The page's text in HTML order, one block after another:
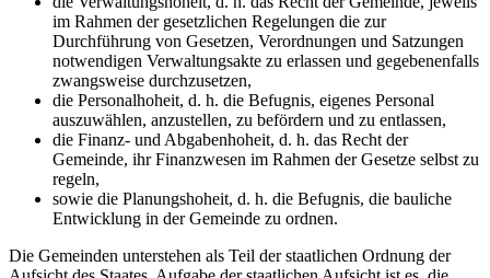
im Rahmen der gesetzlichen Regelungen die zur
Durchführung von Gesetzen, Verordnungen und Satzungen
notwendigen Verwaltungsakte zu erlassen und gegebenenfalls
zwangsweise durchzusetzen,
die Personalhoheit, d. h. die Befugnis, eigenes Personal
auszuwählen, anzustellen, zu befördern und zu entlassen,
die Finanz- und Abgabenhoheit, d. h. das Recht der
Gemeinde, ihr Finanzwesen im Rahmen der Gesetze selbst zu
regeln,
sowie die Planungshoheit, d. h. die Befugnis, die bauliche
Entwicklung in der Gemeinde zu ordnen.
Die Gemeinden unterstehen als Teil der staatlichen Ordnung der